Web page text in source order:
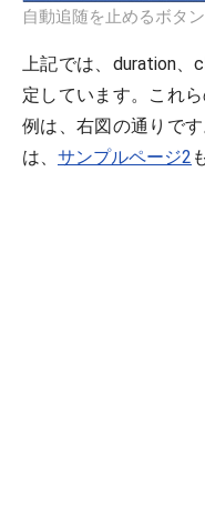
自動追随を止めるボタ
上記では、duration、
定しています。これ
例は、右図の通りで
は、 サンプルページ2